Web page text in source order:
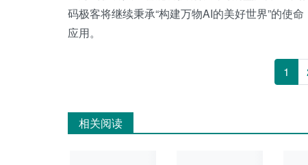
码极客将继续秉承“构建万物AI的美好世界”的使
应用。
1
相关阅读